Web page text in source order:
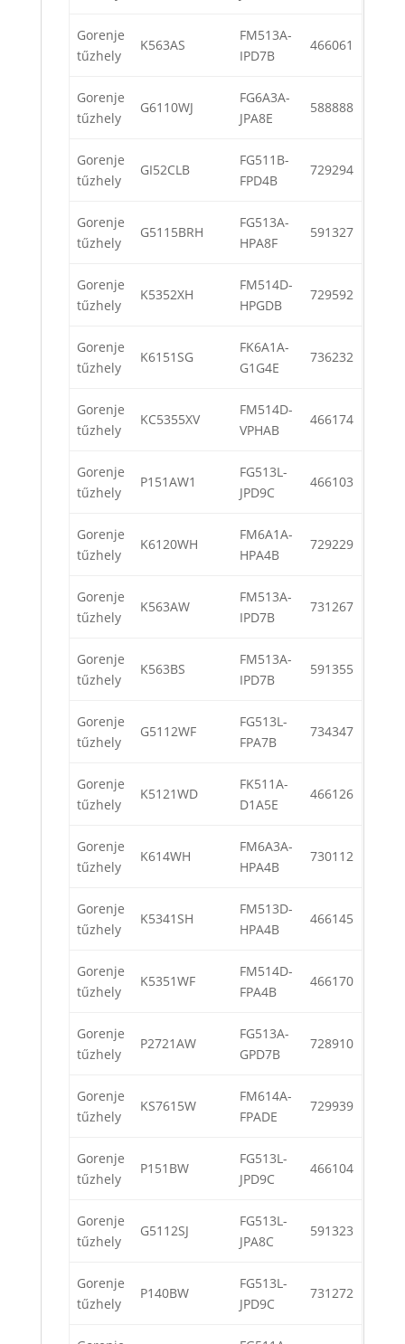
Gorenje
tűzhely
K563AS
FM513A-
IPD7B
466061
Gorenje
tűzhely
G6110WJ
FG6A3A-
JPA8E
588888
Gorenje
tűzhely
GI52CLB
FG511B-
FPD4B
729294
Gorenje
tűzhely
G5115BRH
FG513A-
HPA8F
591327
Gorenje
tűzhely
K5352XH
FM514D-
HPGDB
729592
Gorenje
tűzhely
K6151SG
FK6A1A-
G1G4E
736232
Gorenje
tűzhely
KC5355XV
FM514D-
VPHAB
466174
Gorenje
tűzhely
P151AW1
FG513L-
JPD9C
466103
Gorenje
tűzhely
K6120WH
FM6A1A-
HPA4B
729229
Gorenje
tűzhely
K563AW
FM513A-
IPD7B
731267
Gorenje
tűzhely
K563BS
FM513A-
IPD7B
591355
Gorenje
tűzhely
G5112WF
FG513L-
FPA7B
734347
Gorenje
tűzhely
K5121WD
FK511A-
D1A5E
466126
Gorenje
tűzhely
K614WH
FM6A3A-
HPA4B
730112
Gorenje
tűzhely
K5341SH
FM513D-
HPA4B
466145
Gorenje
tűzhely
K5351WF
FM514D-
FPA4B
466170
Gorenje
tűzhely
P2721AW
FG513A-
GPD7B
728910
Gorenje
tűzhely
KS7615W
FM614A-
FPADE
729939
Gorenje
tűzhely
P151BW
FG513L-
JPD9C
466104
Gorenje
tűzhely
G5112SJ
FG513L-
JPA8C
591323
Gorenje
tűzhely
P140BW
FG513L-
JPD9C
731272